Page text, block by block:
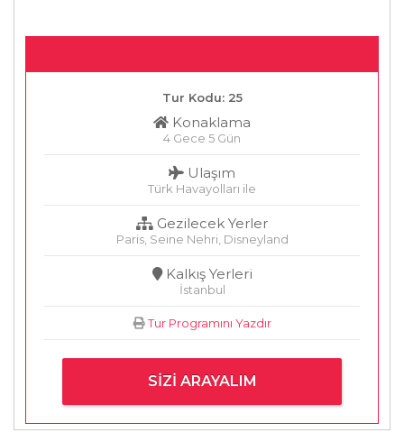
Tur Kodu: 25
Konaklama
4 Gece 5 Gün
Ulaşım
Türk Havayolları ile
Gezilecek Yerler
Paris, Seine Nehri, Disneyland
Kalkış Yerleri
İstanbul
Tur Programını Yazdır
SIZI ARAYALIM